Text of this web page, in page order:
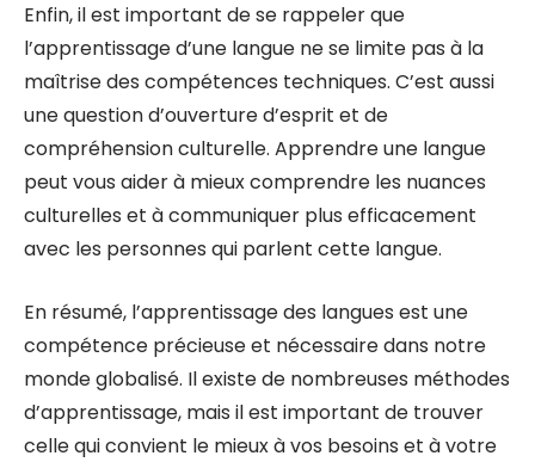
Enfin, il est important de se rappeler que
l’apprentissage d’une langue ne se limite pas à la
maîtrise des compétences techniques. C’est aussi
une question d’ouverture d’esprit et de
compréhension culturelle. Apprendre une langue
peut vous aider à mieux comprendre les nuances
culturelles et à communiquer plus efficacement
avec les personnes qui parlent cette langue.
En résumé, l’apprentissage des langues est une
compétence précieuse et nécessaire dans notre
monde globalisé. Il existe de nombreuses méthodes
d’apprentissage, mais il est important de trouver
celle qui convient le mieux à vos besoins et à votre